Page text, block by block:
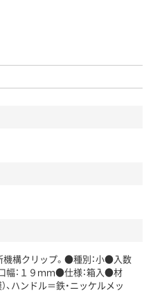
機構クリップ。●種別：小●入数
幅：１９ｍｍ●仕様：箱入●材
、ハンドル＝鉄・ニッケルメッ